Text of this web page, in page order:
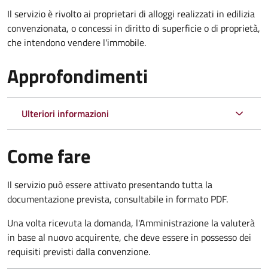
Il servizio è rivolto ai proprietari di alloggi realizzati in edilizia
convenzionata, o concessi in diritto di superficie o di proprietà,
che intendono vendere l'immobile.
Approfondimenti
Ulteriori informazioni
Come fare
Il servizio può essere attivato presentando tutta la
documentazione prevista, consultabile in formato PDF.
Una volta ricevuta la domanda, l'Amministrazione la valuterà
in base al nuovo acquirente, che deve essere in possesso dei
requisiti previsti dalla convenzione.